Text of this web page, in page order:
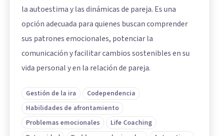
la autoestima y las dinámicas de pareja. Es una
opción adecuada para quienes buscan comprender
sus patrones emocionales, potenciar la
comunicación y facilitar cambios sostenibles en su
vida personal y en la relación de pareja.
Gestión de la ira
Codependencia
Habilidades de afrontamiento
Problemas emocionales
Life Coaching